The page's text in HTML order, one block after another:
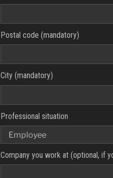
Postal code (mandatory)
City (mandatory)
Professional situation
Company you work at (optional, if